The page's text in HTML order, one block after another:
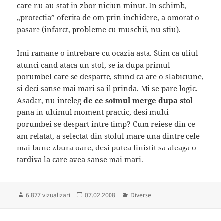
care nu au stat in zbor niciun minut. In schimb,
„protectia” oferita de om prin inchidere, a omorat o
pasare (infarct, probleme cu muschii, nu stiu).
Imi ramane o intrebare cu ocazia asta. Stim ca uliul
atunci cand ataca un stol, se ia dupa primul
porumbel care se desparte, stiind ca are o slabiciune,
si deci sanse mai mari sa il prinda. Mi se pare logic.
Asadar, nu intelegde ce soimul merge dupa stol
pana in ultimul moment practic, desi multi
porumbei se despart intre timp? Cum reiese din ce
am relatat, a selectat din stolul mare una dintre cele
mai bune zburatoare, desi putea linistit sa aleaga o
tardiva la care avea sanse mai mari.
6.877 vizualizari
Publicat
07.02.2008 Categorii
Diverse